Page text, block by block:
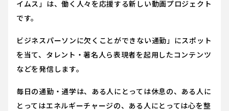
イムス」は、働く人々を応援する新しい動画プロジェクト
です。
ビジネスパーソンに欠くことができない通勤」にスポット
を当て、タレント・著名人ら表現者を起用したコンテンツ
などを発信します。
毎日の通勤・通学は、ある人にとっては休息の、ある人に
とってはエネルギーチャージの、ある人にとっては心を整